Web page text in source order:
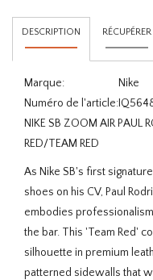
DESCRIPTION RÉCUPÉRER
Marque:
Nike
Numéro de l'article:
NIKE SB ZOOM AIR PAUL
RED/TEAM RED
As Nike SB's first
shoes on his CV, Paul
embodies
the bar. This 'Team Red'
silhouette in premium
patterned sidewalls that